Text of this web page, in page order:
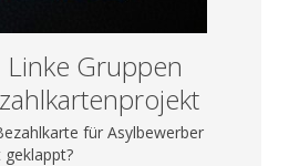
Gruppen
für Asylbewerber